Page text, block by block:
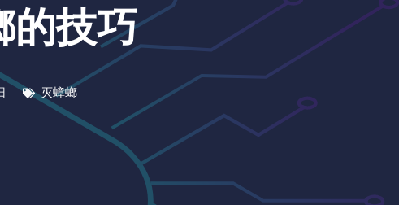
的技巧
灭蟑螂